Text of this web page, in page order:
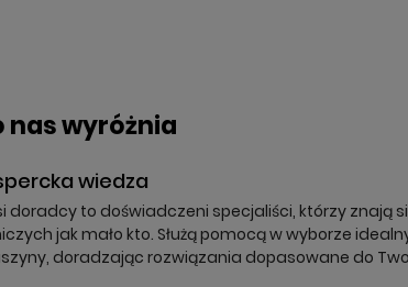
nas wyróżnia
wiedza
doradcy to doświadczeni specjaliści, którzy znają
jak mało kto. Służą pomocą w wyborze
doradzając rozwiązania dopasowane do
na swojej liście życzeń.